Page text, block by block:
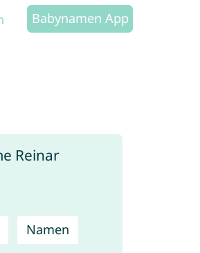
Babynamen App
Namen